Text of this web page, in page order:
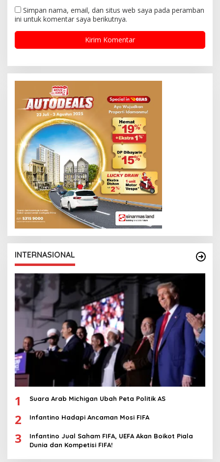
Simpan nama, email, dan situs web saya pada peramban
ini untuk komentar saya berikutnya.
INTERNASIONAL
1 Suara Arab Michigan Ubah Peta Politik AS
2 Infantino Hadapi Ancaman Mosi FIFA
3
Infantino Jual Saham FIFA, UEFA Akan Boikot Piala
Dunia dan Kompetisi FIFA!